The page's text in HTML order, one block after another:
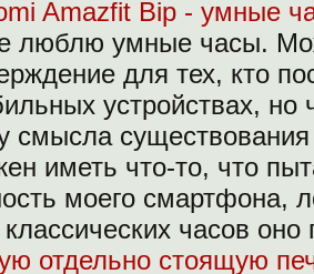
Amazfit Bip - умные
люблю умные часы.
для тех, кто
устройствах, но
смысла существования
иметь что-то, что
моего смартфона,
часов оно
отдельно стоящую